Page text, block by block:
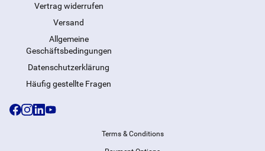
Vertrag widerrufen
Versand
Allgemeine
Geschäftsbedingungen
Datenschutzerklärung
Häufig gestellte Fragen
Terms & Conditions